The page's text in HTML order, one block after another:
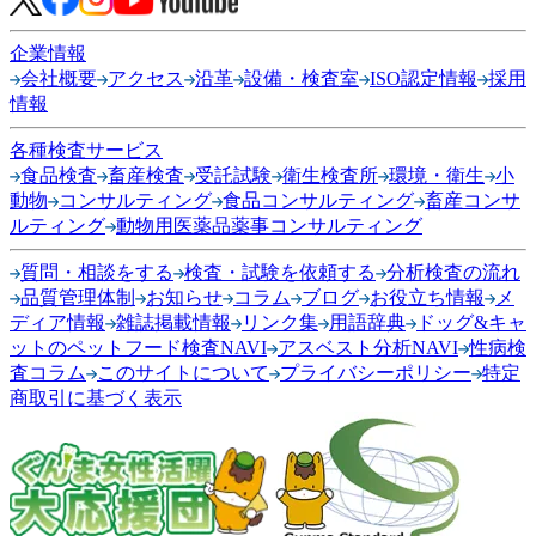
企業情報
会社概要 アクセス 沿革 設備・検査室 ISO認定情報
採用
情報
各種検査サービス
食品検査 畜産検査 受託試験 衛生検査所 環境・衛生 小
動物
コンサルティング 食品コンサルティング 畜産コンサ
ルティング 動物用医薬品薬事コンサルティング
質問・相談をする 検査・試験を依頼する
分析検査の流れ
品質管理体制
お知らせ コラム ブログ お役立ち情報
メ
ディア情報
雑誌掲載情報 リンク集 用語辞典
ドッグ&キャ
ットのペットフード検査NAVI アスベスト分析NAVI 性病検
査コラム
このサイトについて プライバシーポリシー 特定
商取引に基づく表示